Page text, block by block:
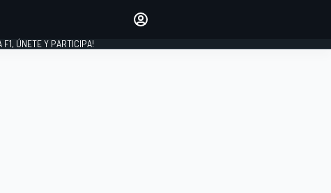
F1, ÚNETE Y PARTICIPA!